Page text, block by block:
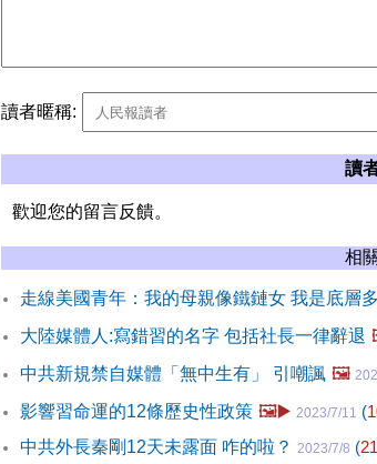
讀者暱稱:
讀
歡迎您的留言反饋。
相
走線美國青年：我的母親像鐵鏈女 我是底層
大陸媒體人:寫錯習的名字 包括社長一律辭退
中共新規禁自媒體「無中生有」 引嘲諷 🖼️
影響習命運的12條歷史性政策 🖼️▶️ 2023/7/11 (
中共外長秦剛12天未露面 咋的啦？ 2023/7/8 (